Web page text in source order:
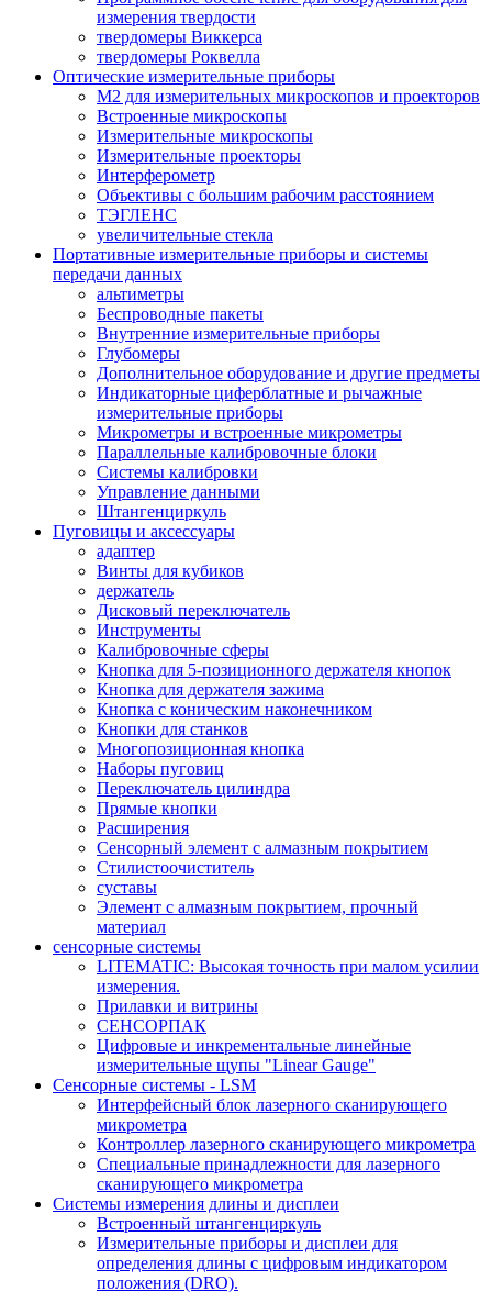
измерения твердости
твердомеры Виккерса
твердомеры Роквелла
Оптические измерительные приборы
M2 для измерительных микроскопов и проекторов
Встроенные микроскопы
Измерительные микроскопы
Измерительные проекторы
Интерферометр
Объективы с большим рабочим расстоянием
ТЭГЛЕНС
увеличительные стекла
Портативные измерительные приборы и системы
передачи данных
альтиметры
Беспроводные пакеты
Внутренние измерительные приборы
Глубомеры
Дополнительное оборудование и другие предметы
Индикаторные циферблатные и рычажные
измерительные приборы
Микрометры и встроенные микрометры
Параллельные калибровочные блоки
Системы калибровки
Управление данными
Штангенциркуль
Пуговицы и аксессуары
адаптер
Винты для кубиков
держатель
Дисковый переключатель
Инструменты
Калибровочные сферы
Кнопка для 5-позиционного держателя кнопок
Кнопка для держателя зажима
Кнопка с коническим наконечником
Кнопки для станков
Многопозиционная кнопка
Наборы пуговиц
Переключатель цилиндра
Прямые кнопки
Расширения
Сенсорный элемент с алмазным покрытием
Стилистоочиститель
суставы
Элемент с алмазным покрытием, прочный
материал
сенсорные системы
LITEMATIC: Высокая точность при малом усилии
измерения.
Прилавки и витрины
СЕНСОРПАК
Цифровые и инкрементальные линейные
измерительные щупы "Linear Gauge"
Сенсорные системы - LSM
Интерфейсный блок лазерного сканирующего
микрометра
Контроллер лазерного сканирующего микрометра
Специальные принадлежности для лазерного
сканирующего микрометра
Системы измерения длины и дисплеи
Встроенный штангенциркуль
Измерительные приборы и дисплеи для
определения длины с цифровым индикатором
положения (DRO).